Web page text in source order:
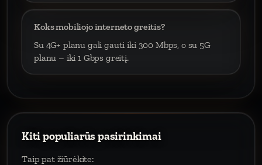
Koks mobiliojo interneto greitis?
Su 4G+ planu gali gauti iki 300 Mbps, o su 5G
planu – iki 1 Gbps greitį.
Kiti populiarūs pasirinkimai
Taip pat žiūrėkite: